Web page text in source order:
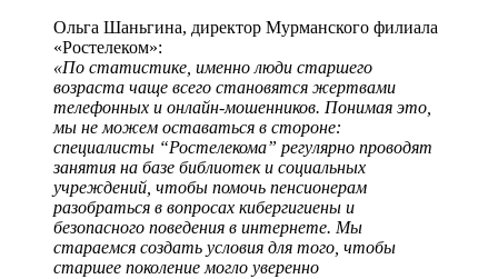
Ольга Шаньгина, директор Мурманского филиала
«Ростелеком»:
«По статистике, именно люди старшего
возраста чаще всего становятся жертвами
телефонных и онлайн-мошенников. Понимая это,
мы не можем оставаться в стороне:
специалисты “Ростелекома” регулярно проводят
занятия на базе библиотек и социальных
учреждений, чтобы помочь пенсионерам
разобраться в вопросах кибергигиены и
безопасного поведения в интернете. Мы
стараемся создать условия для того, чтобы
старшее поколение могло уверенно